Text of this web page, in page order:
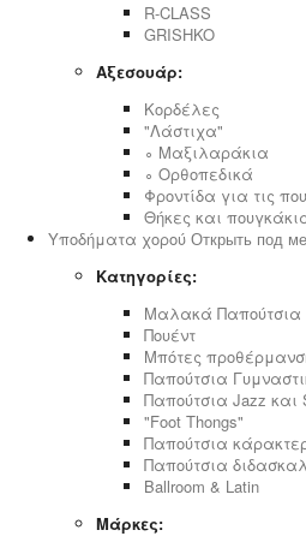
R-CLASS
GRISHKO
Αξεσουάρ:
Κορδέλες
"Λάστιχα"
∘ Μαξιλαράκια
∘ Ορθοπεδικά
Φροντίδα για τις
Θήκες και
Υποδήματα χορού Открыть под
Κατηγορίες:
Μαλακά
Πουέντ
Μπότες
Παπούτσια
Παπούτσια Jazz και
"Foot Thongs"
Παπούτσια
Παπούτσια
Ballroom & Latin
Μάρκες: